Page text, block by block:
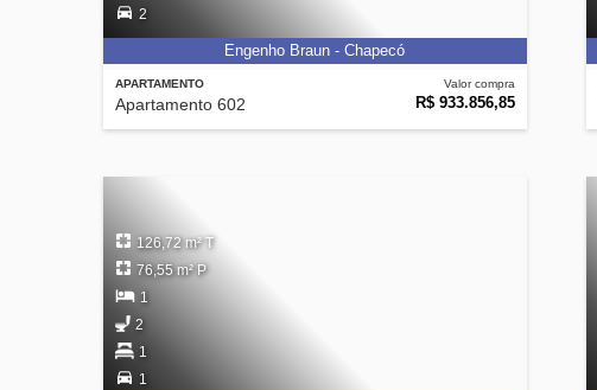
APARTAMENTO
Apartamento 602
Valor compra
R$ 933.856,85
2
Engenho Braun - Chapecó
126,72 m² T
76,55 m² P
1
2
1
1